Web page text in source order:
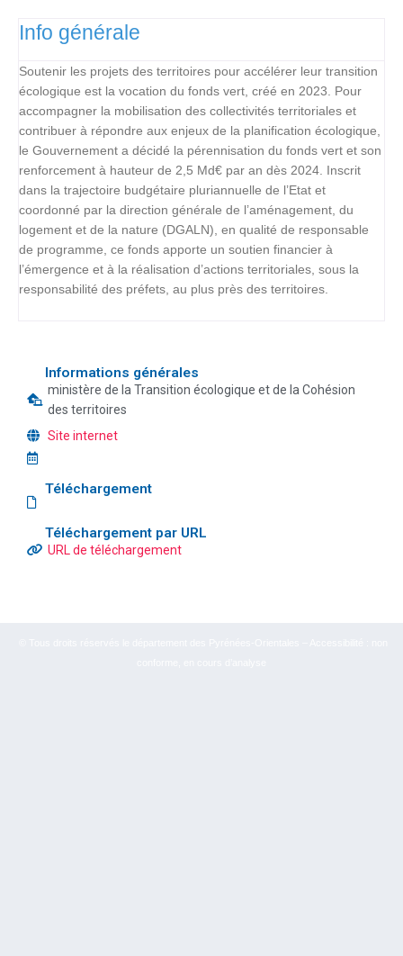
Info générale
Soutenir les projets des territoires pour accélérer leur transition
écologique est la vocation du fonds vert, créé en 2023. Pour
accompagner la mobilisation des collectivités territoriales et
contribuer à répondre aux enjeux de la planification écologique,
le Gouvernement a décidé la pérennisation du fonds vert et son
renforcement à hauteur de 2,5 Md€ par an dès 2024. Inscrit
dans la trajectoire budgétaire pluriannuelle de l’Etat et
coordonné par la direction générale de l’aménagement, du
logement et de la nature (DGALN), en qualité de responsable
de programme, ce fonds apporte un soutien financier à
l’émergence et à la réalisation d’actions territoriales, sous la
responsabilité des préfets, au plus près des territoires.
Informations générales
ministère de la Transition écologique et de la Cohésion
des territoires
Site internet
Téléchargement
Téléchargement par URL
URL de téléchargement